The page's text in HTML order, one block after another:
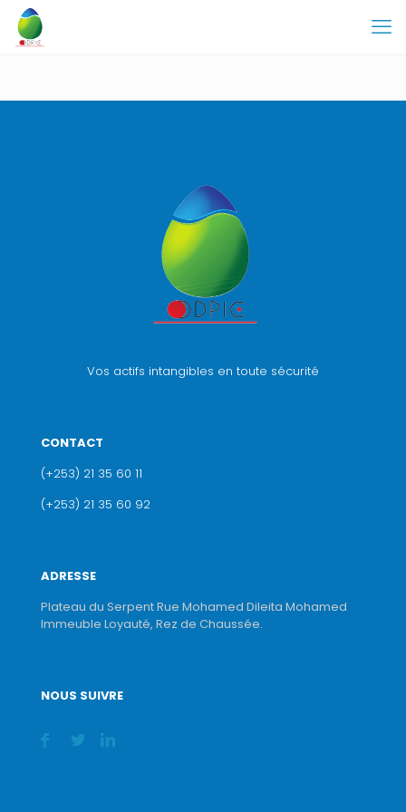
Vos actifs intangibles en toute sécurité
CONTACT
(+253) 21 35 60 11
(+253) 21 35 60 92
ADRESSE
Plateau du Serpent Rue Mohamed Dileita Mohamed
Immeuble Loyauté, Rez de Chaussée.
NOUS SUIVRE